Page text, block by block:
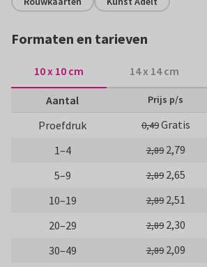
Formaten en tarieven
10 x 10 cm 14 x 14 cm
Aantal Prijs p/s
Proefdruk 0,49Gratis
1–4
2,89 2,79
5–9
2,89 2,65
10–19
2,89 2,51
20–29
2,89 2,30
30–49
2,89 2,09